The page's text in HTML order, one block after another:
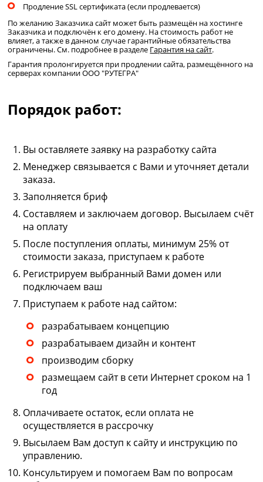
Продление SSL сертификата (если продлевается)
По желанию Заказчика сайт может быть размещён на хостинге
Заказчика и подключён к его домену. На стоимость работ не
влияет, а также в данном случае гарантийные обязательства
ограничены. См. подробнее в разделе Гарантия на сайт.
Гарантия пролонгируется при продлении сайта, размещённого на
серверах компании ООО "РУТЕГРА"
Порядок работ:
Вы оставляете заявку на разработку сайта
Менеджер связывается с Вами и уточняет детали
заказа.
Заполняется бриф
Составляем и заключаем договор. Высылаем счёт
на оплату
После поступления оплаты, минимум 25% от
стоимости заказа, приступаем к работе
Регистрируем выбранный Вами домен или
подключаем ваш
Приступаем к работе над сайтом:
разрабатываем концепцию
разрабатываем дизайн и контент
производим сборку
размещаем сайт в сети Интернет сроком на 1
год
Оплачиваете остаток, если оплата не
осуществляется в рассрочку
Высылаем Вам доступ к сайту и инструкцию по
управлению.
Консультируем и помогаем Вам по вопросам